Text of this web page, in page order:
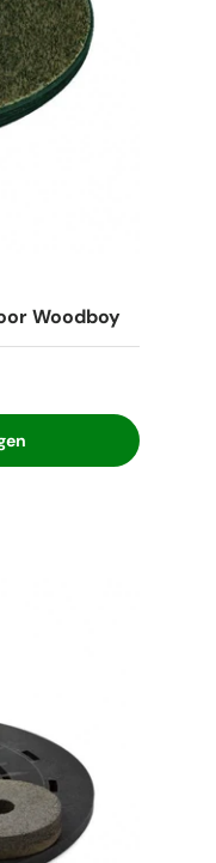
Woodboy